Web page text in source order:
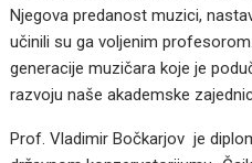
Njegova predanost muzici,
učinili su ga voljenim
generacije muzičara koje je
razvoju naše akademske
Prof. Vladimir Bočkarjov je